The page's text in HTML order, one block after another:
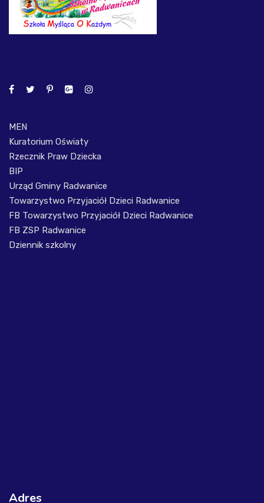
MEN
Kuratorium Oświaty
Rzecznik Praw Dziecka
BIP
Urząd Gminy Radwanice
Towarzystwo Przyjaciół Dzieci Radwanice
FB Towarzystwo Przyjaciół Dzieci Radwanice
FB ZSP Radwanice
Dziennik szkolny
Adres